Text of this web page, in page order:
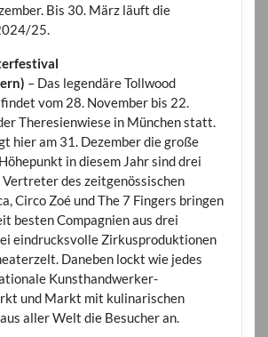
Bis 30. März läuft die
25.
– Das legendäre Tollwood
vom 28. November bis 22.
Theresienwiese in München statt.
hier am 31. Dezember die große
in diesem Jahr sind drei
Vertreter des zeitgenössischen
Circo Zoé und The 7 Fingers bringen
besten Compagnien aus drei
eindrucksvolle Zirkusproduktionen
Daneben lockt wie jedes
Kunsthandwerker-
und Markt mit kulinarischen
aller Welt die Besucher an.